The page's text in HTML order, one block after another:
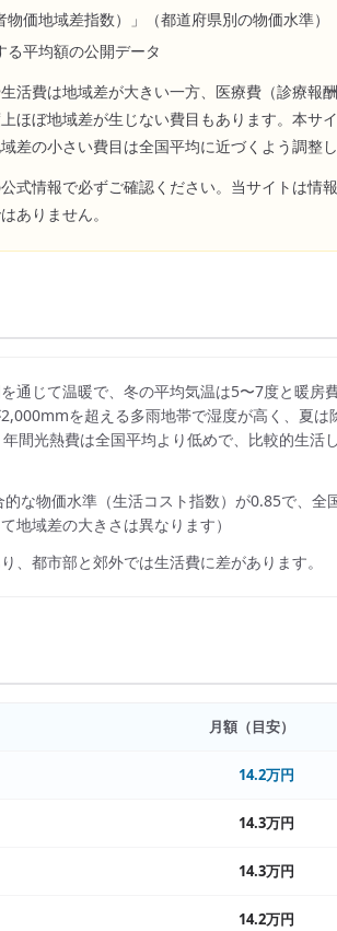
価地域差指数）」（都道府県別の物価水準）
平均額の公開データ
活費は地域差が大きい一方、医療費（診療報
ほぼ地域差が生じない費目もあります。本サ
差の小さい費目は全国平均に近づくよう調整し
式情報で必ずご確認ください。当サイトは情
ありません。
通じて温暖で、冬の平均気温は5〜7度と暖房
を超える多雨地帯で湿度が高く、夏は
間光熱費は全国平均より低めで、比較的生活
的な物価水準（生活コスト指数）が0.85で、 全
て地域差の大きさは異なります）
、都市部と郊外では生活費に差があります。
月額（目安）
14.2万円
14.3万円
14.3万円
14.2万円